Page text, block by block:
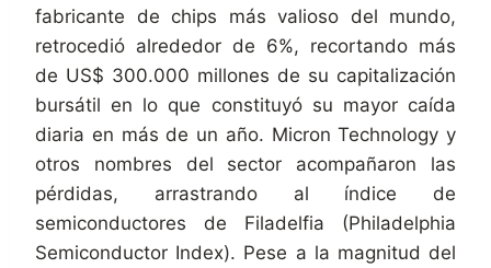
fabricante de chips más valioso del mundo,
retrocedió alrededor de 6%, recortando más
de US$ 300.000 millones de su capitalización
bursátil en lo que constituyó su mayor caída
diaria en más de un año. Micron Technology y
otros nombres del sector acompañaron las
pérdidas, arrastrando al índice de
semiconductores de Filadelfia (Philadelphia
Semiconductor Index). Pese a la magnitud del